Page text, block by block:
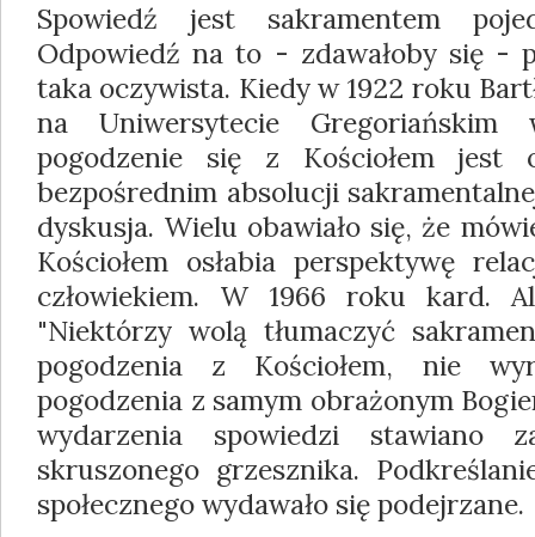
Spowiedź jest sakramentem
Odpowiedź na to - zdawałoby się -
taka oczywista. Kiedy w 1922 roku
na Uniwersytecie
pogodzenie się z Kościołem jest
bezpośrednim absolucji
dyskusja. Wielu obawiało się, że
Kościołem osłabia perspektywę
człowiekiem. W 1966 roku kard.
"Niektórzy wolą tłumaczyć
pogodzenia z Kościołem, nie
pogodzenia z samym obrażonym
wydarzenia spowiedzi stawiano
skruszonego grzesznika.
społecznego wydawało się podejrzane.